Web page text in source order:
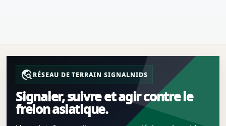
travel_exploreRÉSEAU DE TERRAIN SIGNALNIDS
Signaler, suivre et agir contre le
frelon asiatique.